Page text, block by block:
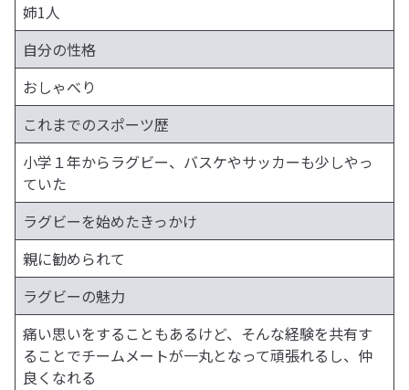
姉1人
自分の性格
おしゃべり
これまでのスポーツ歴
小学１年からラグビー、バスケやサッカーも少しやっ
ていた
ラグビーを始めたきっかけ
親に勧められて
ラグビーの魅力
痛い思いをすることもあるけど、そんな経験を共有す
ることでチームメートが一丸となって頑張れるし、仲
良くなれる